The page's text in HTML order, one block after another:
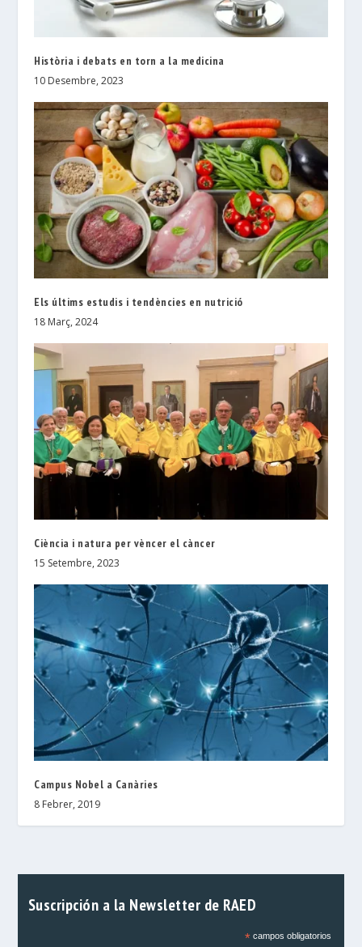
Història i debats en torn a la medicina
10 Desembre, 2023
Els últims estudis i tendències en nutrició
18 Març, 2024
Ciència i natura per vèncer el càncer
15 Setembre, 2023
Campus Nobel a Canàries
8 Febrer, 2019
Suscripción a la Newsletter de RAED
*campos obligatorios